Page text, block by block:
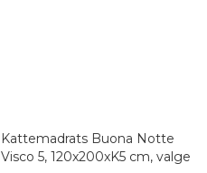
Kattemadrats Buona Notte
Visco 5, 120x200xK5 cm, valge